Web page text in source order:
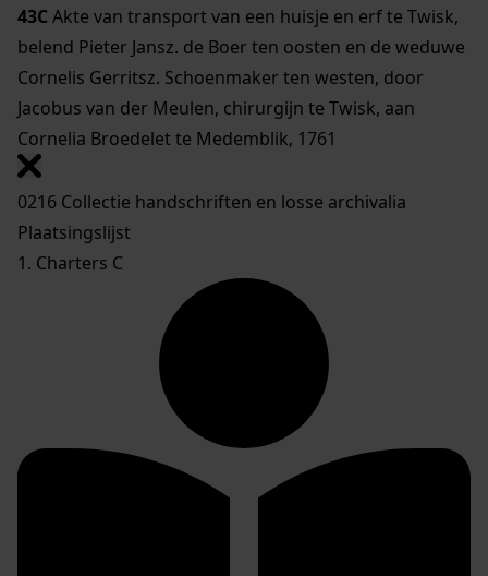
43C Akte van transport van een huisje en erf te Twisk,
belend Pieter Jansz. de Boer ten oosten en de weduwe
Cornelis Gerritsz. Schoenmaker ten westen, door
Jacobus van der Meulen, chirurgijn te Twisk, aan
Cornelia Broedelet te Medemblik, 1761
0216 Collectie handschriften en losse archivalia
Plaatsingslijst
1. Charters C